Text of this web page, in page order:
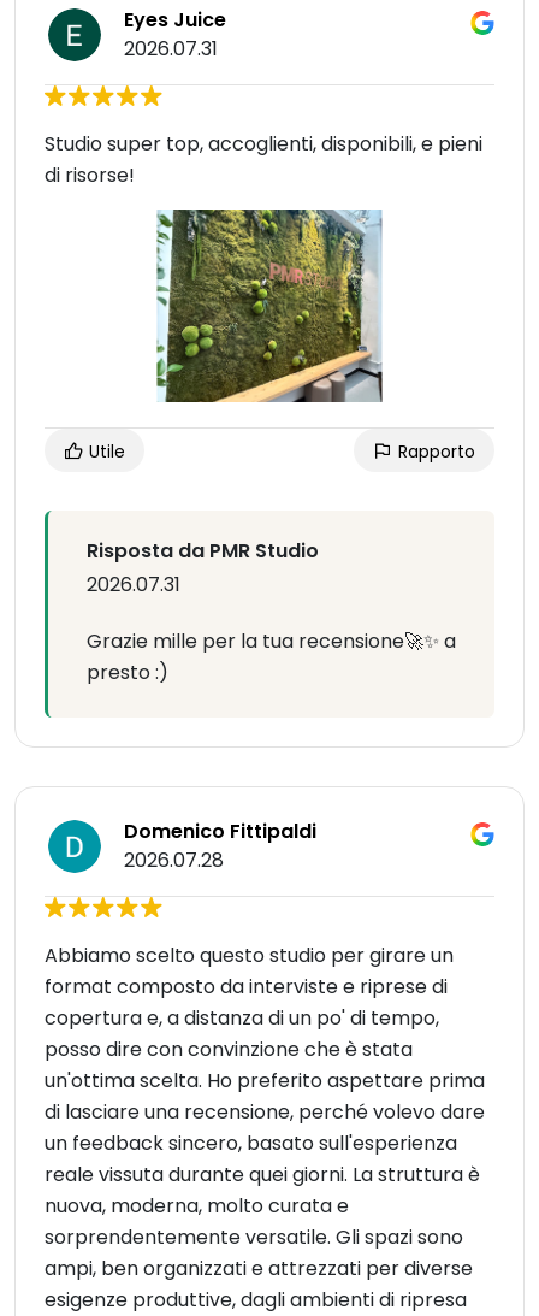
Eyes Juice
2026.07.31
Studio super top, accoglienti, disponibili, e pieni
di risorse!
Utile Rapporto
Risposta da PMR Studio
2026.07.31
Grazie mille per la tua recensione🚀✨ a
presto :)
Domenico Fittipaldi
2026.07.28
Abbiamo scelto questo studio per girare un
format composto da interviste e riprese di
copertura e, a distanza di un po' di tempo,
posso dire con convinzione che è stata
un'ottima scelta. Ho preferito aspettare prima
di lasciare una recensione, perché volevo dare
un feedback sincero, basato sull'esperienza
reale vissuta durante quei giorni. La struttura è
nuova, moderna, molto curata e
sorprendentemente versatile. Gli spazi sono
ampi, ben organizzati e attrezzati per diverse
esigenze produttive, dagli ambienti di ripresa